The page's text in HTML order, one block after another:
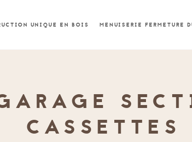
UNIQUE EN BOIS MENUISERIE FERMETURE
CASSETTES